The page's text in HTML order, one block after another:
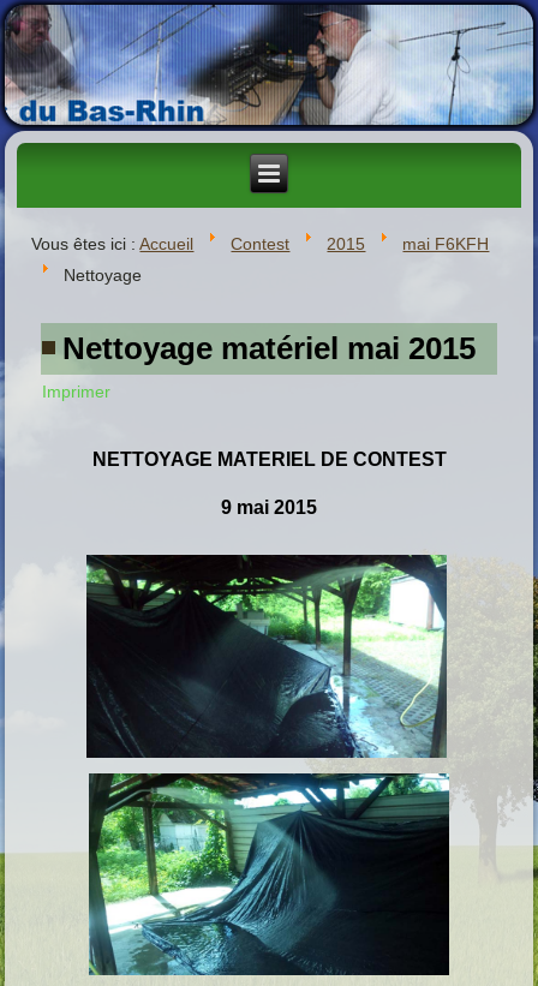
Vous êtes ici :Accueil Contest 2015
mai F6KFH
Nettoyage
Nettoyage matériel mai 2015
Imprimer
NETTOYAGE MATERIEL DE CONTEST
9 mai 2015